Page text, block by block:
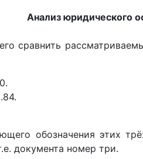
Анализ юридического
сравнить
обозначения этих
документа номер три.